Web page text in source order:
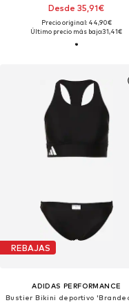
Desde 35,91€
Precio original: 44,90€
Último precio más bajo:31,41€
REBAJAS
ADIDAS PERFORMANCE